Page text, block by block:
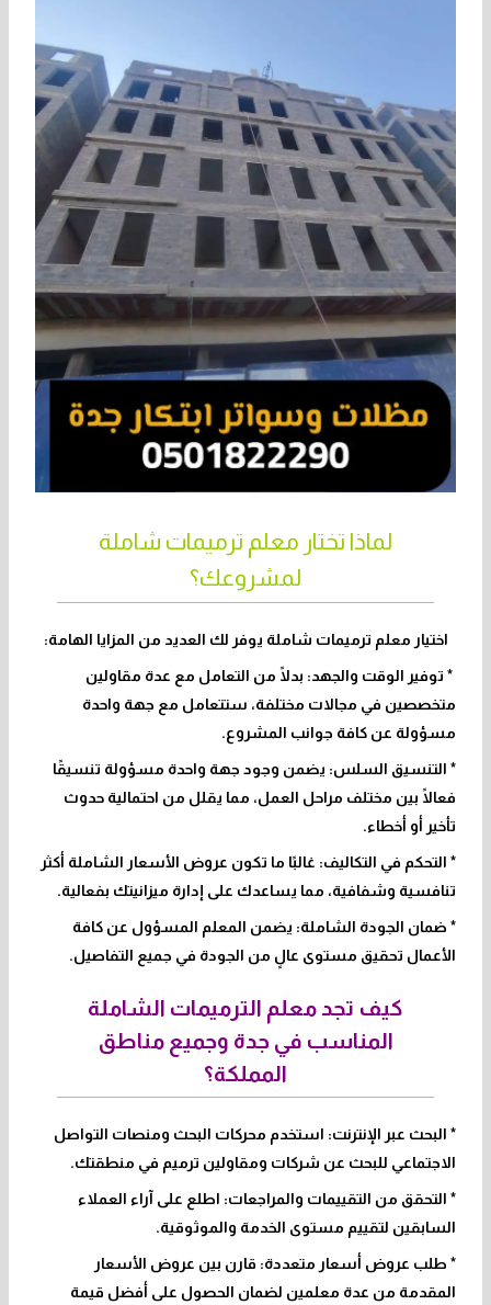
لماذا تختار معلم ترميمات شاملة
لمشروعك؟
اختيار معلم ترميمات شاملة يوفر لك العديد من المزايا الهامة:
* توفير الوقت والجهد: بدلًا من التعامل مع عدة مقاولين
متخصصين في مجالات مختلفة، ستتعامل مع جهة واحدة
مسؤولة عن كافة جوانب المشروع.
* التنسيق السلس: يضمن وجود جهة واحدة مسؤولة تنسيقًا
فعالًا بين مختلف مراحل العمل، مما يقلل من احتمالية حدوث
تأخير أو أخطاء.
* التحكم في التكاليف: غالبًا ما تكون عروض الأسعار الشاملة أكثر
تنافسية وشفافية، مما يساعدك على إدارة ميزانيتك بفعالية.
* ضمان الجودة الشاملة: يضمن المعلم المسؤول عن كافة
الأعمال تحقيق مستوى عالٍ من الجودة في جميع التفاصيل.
كيف تجد معلم الترميمات الشاملة
المناسب في جدة وجميع مناطق
المملكة؟
* البحث عبر الإنترنت: استخدم محركات البحث ومنصات التواصل
الاجتماعي للبحث عن شركات ومقاولين ترميم في منطقتك.
* التحقق من التقييمات والمراجعات: اطلع على آراء العملاء
السابقين لتقييم مستوى الخدمة والموثوقية.
* طلب عروض أسعار متعددة: قارن بين عروض الأسعار
المقدمة من عدة معلمين لضمان الحصول على أفضل قيمة